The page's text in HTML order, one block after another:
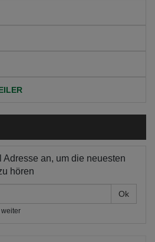
Adresse an, um die neuesten
hören